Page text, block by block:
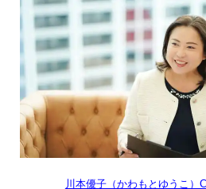
川本優子（かわもとゆうこ）